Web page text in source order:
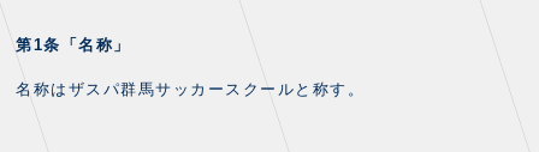
ファンレターの宛先
チケット情報
第1条「名称」
名称はザスパ群馬サッカースクールと称す。